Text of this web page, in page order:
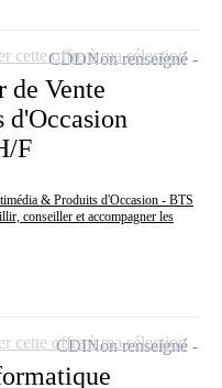
de Vente
F
& Produits d'Occasion - BTS
conseiller et accompagner les
CDDNon renseigné
cette offre à ma sélection
CDINon renseigné
cette offre à ma sélection